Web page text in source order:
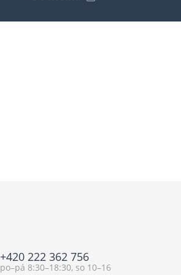
+420 222 362 756
po–pá 8:30–18:30, so 10–16